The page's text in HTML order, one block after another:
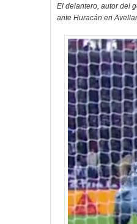
El delantero, autor del
ante Huracán en